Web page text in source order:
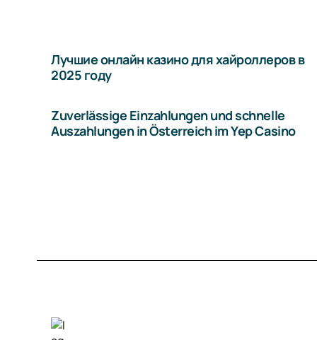
Лучшие онлайн казино для хайроллеров в
2025 году
Zuverlässige Einzahlungen und schnelle
Auszahlungen in Österreich im Yep Casino